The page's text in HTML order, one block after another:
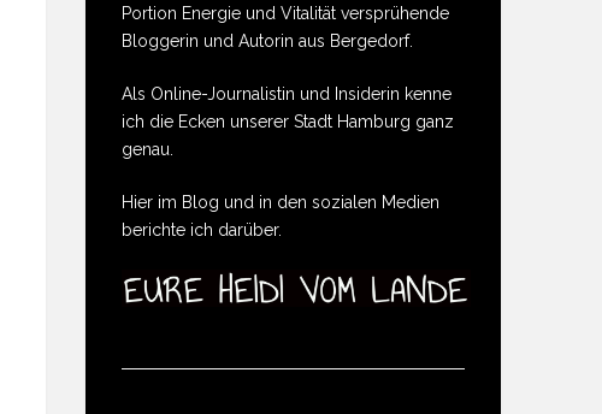
Portion Energie und Vitalität versprühende
Bloggerin und Autorin aus Bergedorf.
Als Online-Journalistin und Insiderin kenne
ich die Ecken unserer Stadt Hamburg ganz
genau.
Hier im Blog und in den sozialen Medien
berichte ich darüber.